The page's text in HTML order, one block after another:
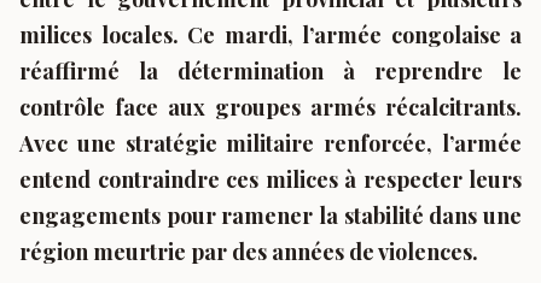
milices locales. Ce mardi, l’armée congolaise a
réaffirmé la détermination à reprendre le
contrôle face aux groupes armés récalcitrants.
Avec une stratégie militaire renforcée, l’armée
entend contraindre ces milices à respecter leurs
engagements pour ramener la stabilité dans une
région meurtrie par des années de violences.